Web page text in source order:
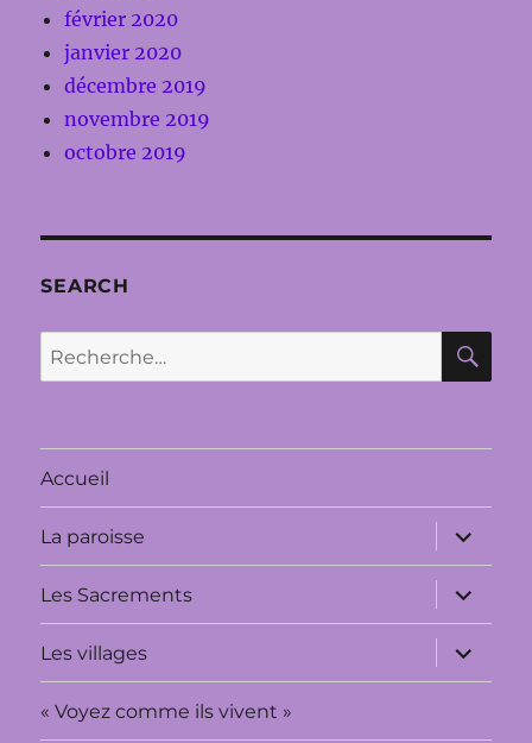
février 2020
janvier 2020
décembre 2019
novembre 2019
octobre 2019
SEARCH
Recherche
pour :
Accueil
La paroisse
ouvrir
le
sous-
menu
Les Sacrements
ouvrir
le
sous-
menu
Les villages
ouvrir
le
sous-
« Voyez comme ils vivent »